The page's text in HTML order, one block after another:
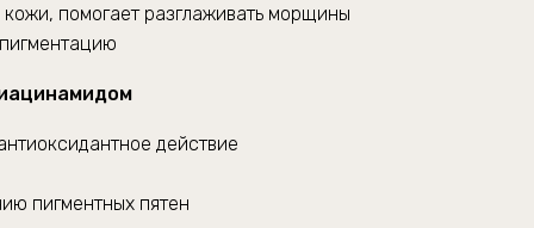
помогает разглаживать морщины
действие
пигментных пятен